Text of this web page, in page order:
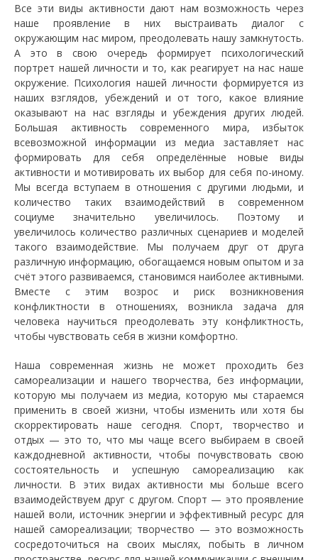
Все эти виды активности дают нам возможность через
наше проявление в них выстраивать диалог с
окружающим нас миром, преодолевать нашу замкнутость.
А это в свою очередь формирует психологический
портрет нашей личности и то, как реагирует на нас наше
окружение. Психология нашей личности формируется из
наших взглядов, убеждений и от того, какое влияние
оказывают на нас взгляды и убеждения других людей.
Большая активность современного мира, избыток
всевозможной информации из медиа заставляет нас
формировать для себя определённые новые виды
активности и мотивировать их выбор для себя по-иному.
Мы всегда вступаем в отношения с другими людьми, и
количество таких взаимодействий в современном
социуме значительно увеличилось. Поэтому и
увеличилось количество различных сценариев и моделей
такого взаимодействие. Мы получаем друг от друга
различную информацию, обогащаемся новым опытом и за
счёт этого развиваемся, становимся наиболее активными.
Вместе с этим возрос и риск возникновения
конфликтности в отношениях, возникла задача для
человека научиться преодолевать эту конфликтность,
чтобы чувствовать себя в жизни комфортно.
Наша современная жизнь не может проходить без
самореализации и нашего творчества, без информации,
которую мы получаем из медиа, которую мы стараемся
применить в своей жизни, чтобы изменить или хотя бы
скорректировать наше сегодня. Спорт, творчество и
отдых — это то, что мы чаще всего выбираем в своей
каждодневной активности, чтобы почувствовать свою
состоятельность и успешную самореализацию как
личности. В этих видах активности мы больше всего
взаимодействуем друг с другом. Спорт — это проявление
нашей воли, источник энергии и эффективный ресурс для
нашей самореализации; творчество — это возможность
сосредоточиться на своих мыслях, побыть в личном